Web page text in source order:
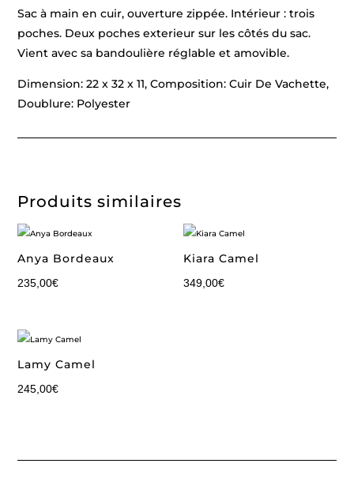
Sac à main en cuir, ouverture zippée. Intérieur : trois
poches. Deux poches exterieur sur les côtés du sac.
Vient avec sa bandoulière réglable et amovible.
Dimension: 22 x 32 x 11, Composition: Cuir De Vachette,
Doublure: Polyester
Produits similaires
Anya Bordeaux
235,00€
Kiara Camel
349,00€
Lamy Camel
245,00€